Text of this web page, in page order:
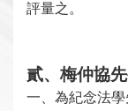
評量之。
貳、梅仲協
一、 為紀念法學